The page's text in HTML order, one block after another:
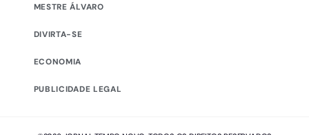
MESTRE ÁLVARO
DIVIRTA-SE
ECONOMIA
PUBLICIDADE LEGAL